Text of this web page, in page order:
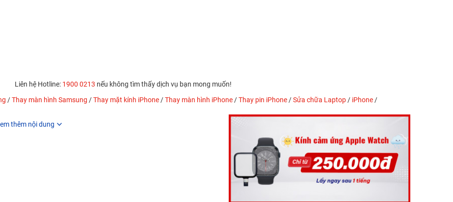
Liên hệ Hotline: 1900 0213 nếu không tìm thấy dịch vụ bạn mong muốn!
/Thay màn hình Samsung /Thay mặt kính iPhone /Thay màn hình iPhone /Thay pin iPhone /Sửa chữa Laptop / iPhone /
thêm nội dung